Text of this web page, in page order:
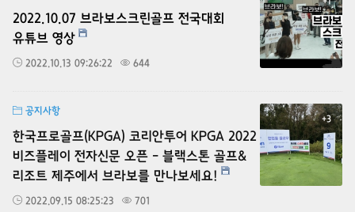
2022.10.07 브라보스크린골프 전국대회
유튜브 영상
2022.10.13 09:26:22 644
공지사항
한국프로골프(KPGA) 코리안투어 KPGA 2022
비즈플레이 전자신문 오픈 - 블랙스톤 골프&
리조트 제주에서 브라보를 만나보세요!
2022.09.15 08:25:23 701
+3